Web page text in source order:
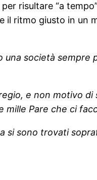
risultare “a
ritmo giusto in un
una società sempre
e non motivo
Pare che ci
sono trovati